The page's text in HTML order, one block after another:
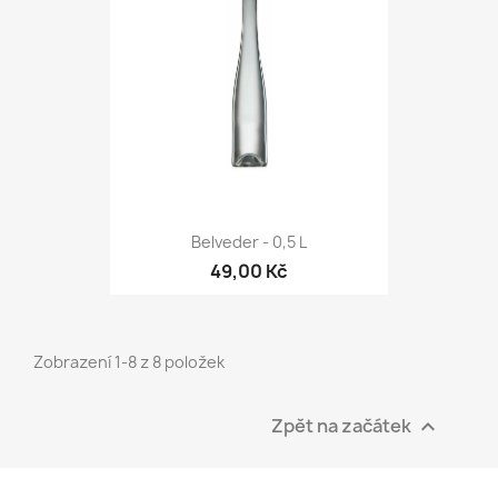
Belveder - 0,5 L
49,00 Kč
Zobrazení 1-8 z 8 položek
Zpět na začátek 